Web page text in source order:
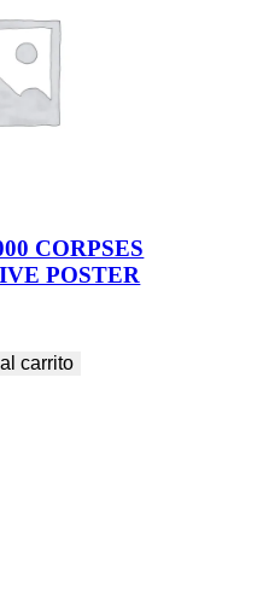
CORPSES
POSTER
carrito